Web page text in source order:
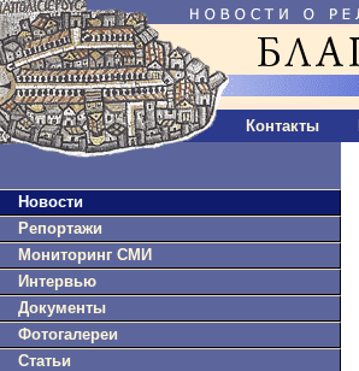
Контакты
Новости
Репортажи
Мониторинг СМИ
Интервью
Документы
Фотогалереи
Статьи